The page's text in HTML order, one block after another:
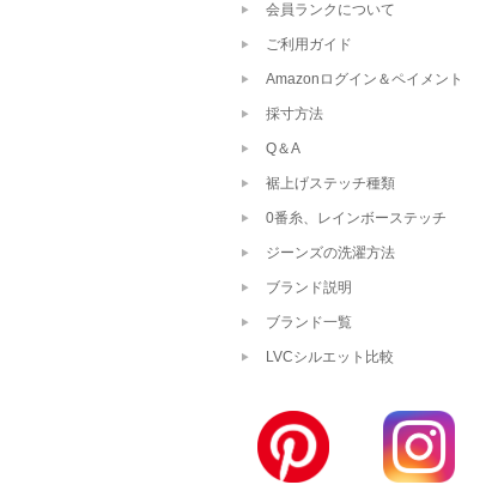
会員ランクについて
ご利用ガイド
Amazonログイン＆ペイメント
採寸方法
Q＆A
裾上げステッチ種類
0番糸、レインボーステッチ
ジーンズの洗濯方法
ブランド説明
ブランド一覧
LVCシルエット比較